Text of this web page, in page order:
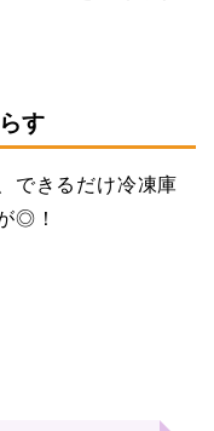
す
できるだけ冷凍庫
◎！